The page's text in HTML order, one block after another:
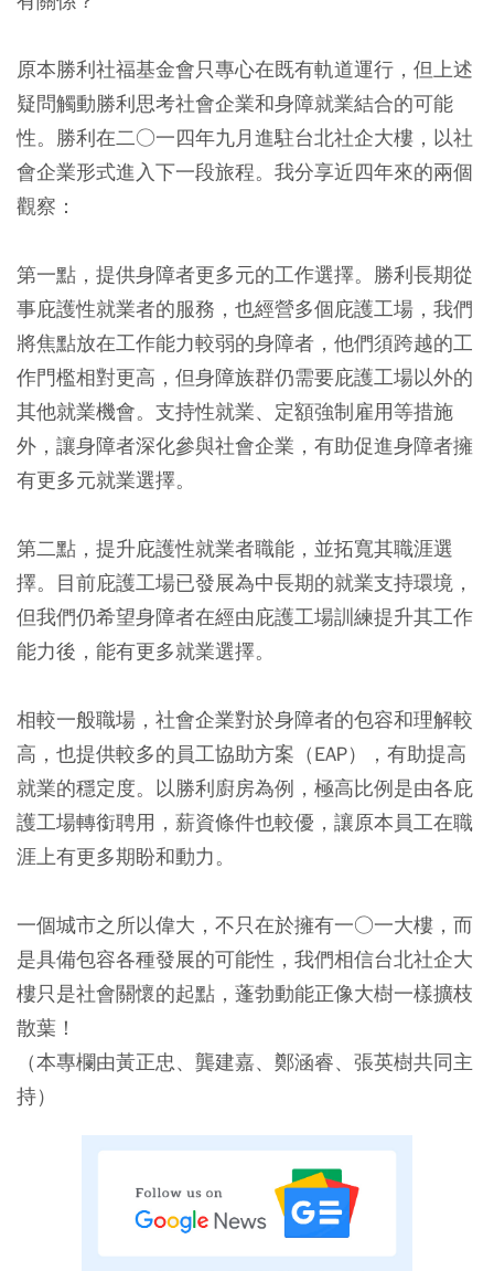
原本勝利社福基金會只專心在既有軌道運行，但上述
疑問觸動勝利思考社會企業和身障就業結合的可能
性。勝利在二○一四年九月進駐台北社企大樓，以社
會企業形式進入下一段旅程。我分享近四年來的兩個
觀察：
第一點，提供身障者更多元的工作選擇。勝利長期從
事庇護性就業者的服務，也經營多個庇護工場，我們
將焦點放在工作能力較弱的身障者，他們須跨越的工
作門檻相對更高，但身障族群仍需要庇護工場以外的
其他就業機會。支持性就業、定額強制雇用等措施
外，讓身障者深化參與社會企業，有助促進身障者擁
有更多元就業選擇。
第二點，提升庇護性就業者職能，並拓寬其職涯選
擇。目前庇護工場已發展為中長期的就業支持環境，
但我們仍希望身障者在經由庇護工場訓練提升其工作
能力後，能有更多就業選擇。
相較一般職場，社會企業對於身障者的包容和理解較
高，也提供較多的員工協助方案（EAP），有助提高
就業的穩定度。以勝利廚房為例，極高比例是由各庇
護工場轉銜聘用，薪資條件也較優，讓原本員工在職
涯上有更多期盼和動力。
一個城市之所以偉大，不只在於擁有一○一大樓，而
是具備包容各種發展的可能性，我們相信台北社企大
樓只是社會關懷的起點，蓬勃動能正像大樹一樣擴枝
散葉！
（本專欄由黃正忠、龔建嘉、鄭涵睿、張英樹共同主
持）